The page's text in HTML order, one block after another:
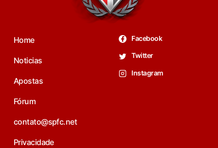
Home
Noticias
Apostas
Fórum
contato@spfc.net
Privacidade
Facebook
Twitter
Instagram